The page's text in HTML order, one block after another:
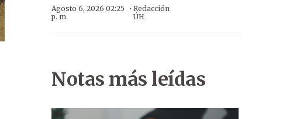
Agosto 6, 2026 02:25
p. m.
· Redacción
ÚH
Notas más leídas